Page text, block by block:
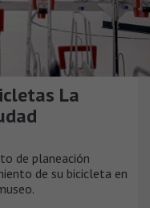
La
de planeación
de su bicicleta en